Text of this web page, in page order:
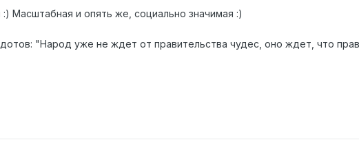
Масштабная и опять же, социально значимая :)
"Народ уже не ждет от правительства чудес, оно ждет, что